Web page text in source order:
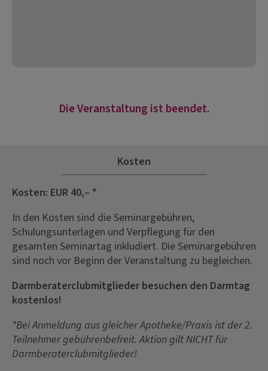
Die Veranstaltung ist beendet.
Kosten
Kosten: EUR 40,– *
In den Kosten sind die Seminargebühren,
Schulungsunterlagen und Verpflegung für den
gesamten Seminartag inkludiert. Die Seminargebühren
sind noch vor Beginn der Veranstaltung zu begleichen.
Darmberaterclubmitglieder besuchen den Darmtag
kostenlos!
*Bei Anmeldung aus gleicher Apotheke/Praxis ist der 2.
Teilnehmer gebührenbefreit. Aktion gilt NICHT für
Darmberaterclubmitglieder!